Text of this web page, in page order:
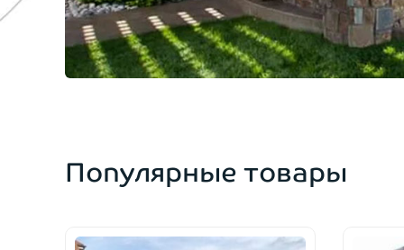
Популярные товары